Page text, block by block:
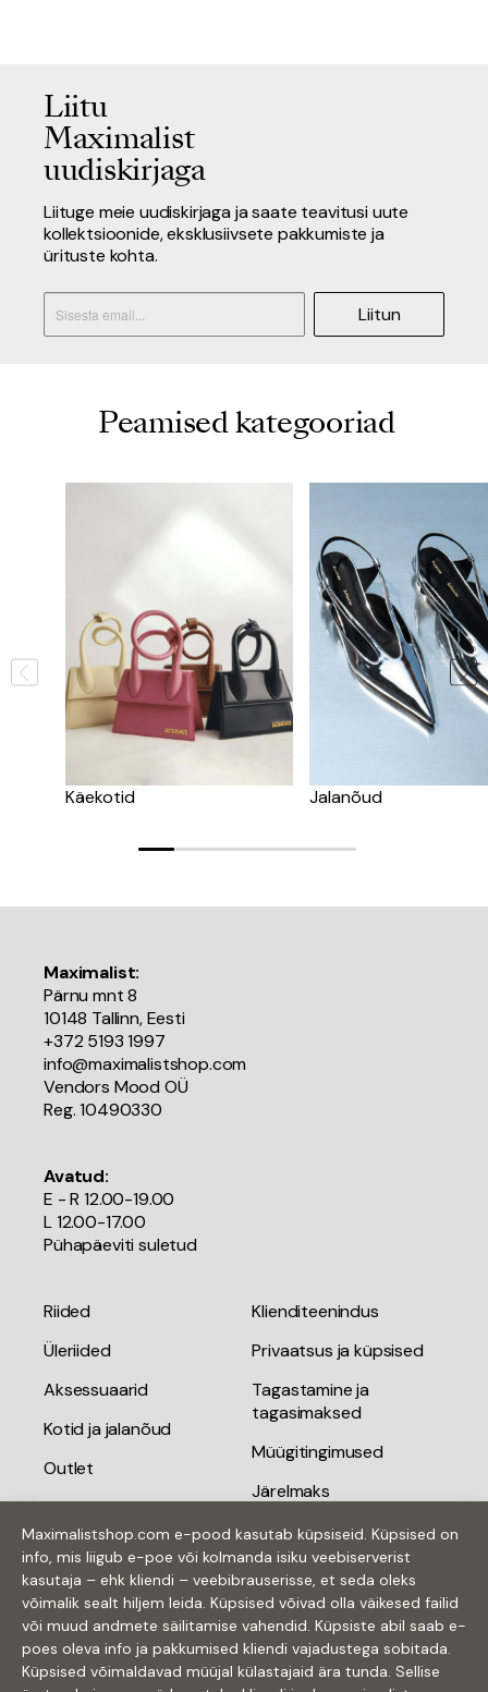
Peamised kategooriad
Käekotid Jalanõud
Liitu
Maximalist
uudiskirjaga
Liituge meie uudiskirjaga ja saate teavitusi uute
kollektsioonide, eksklusiivsete pakkumiste ja
ürituste kohta.
Liitun
Riided
Üleriided
Aksessuaarid
Kotid ja jalanõud
Outlet
Kingiideed
Kinkekaardid
Klienditeenindus
Privaatsus ja küpsised
Tagastamine ja
tagasimaksed
Müügitingimused
Järelmaks
Tarnetingimused
Kontakt
Maximalist:
Pärnu mnt 8
10148 Tallinn, Eesti
+372 5193 1997
info@maximalistshop.com
Vendors Mood OÜ
Reg. 10490330
Avatud:
E - R 12.00-19.00
L 12.00-17.00
Pühapäeviti suletud
Maximalistshop.com e-pood kasutab küpsiseid. Küpsised on
info, mis liigub e-poe või kolmanda isiku veebiserverist
kasutaja – ehk kliendi – veebibrauserisse, et seda oleks
võimalik sealt hiljem leida. Küpsised võivad olla väikesed failid
või muud andmete säilitamise vahendid. Küpsiste abil saab e-
poes oleva info ja pakkumised kliendi vajadustega sobitada.
Küpsised võimaldavad müüjal külastajaid ära tunda. Sellise